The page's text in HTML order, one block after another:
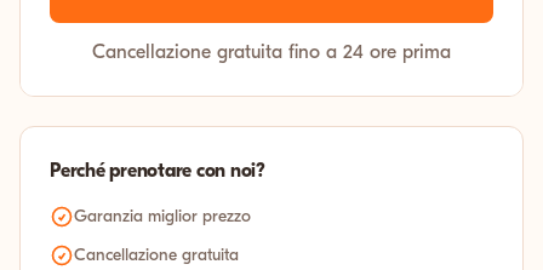
Cancellazione gratuita fino a 24 ore prima
Perché prenotare con noi?
Garanzia miglior prezzo
Cancellazione gratuita